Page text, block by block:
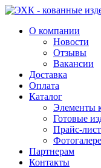
О компании
Новости
Отзывы
Вакансии
Доставка
Оплата
Каталог
Элементы
Готовые
Прайс-лист
Партнерам
Контакты